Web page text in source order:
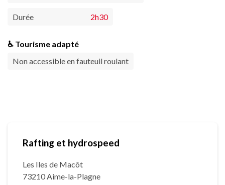
Durée 2h30
♿ Tourisme adapté
Non accessible en fauteuil roulant
Rafting et hydrospeed
Les Iles de Macôt
73210 Aime-la-Plagne